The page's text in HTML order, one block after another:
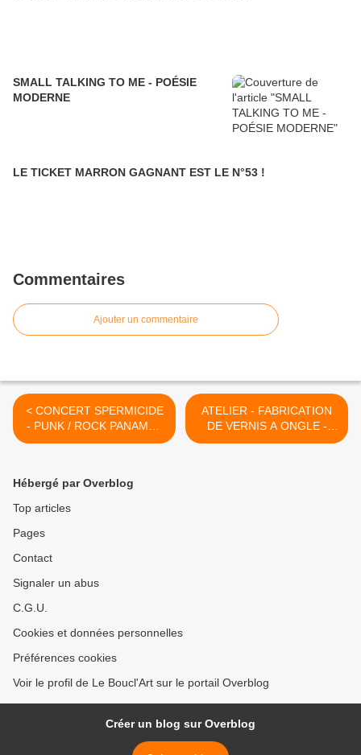
SMALL TALKING TO ME - POÉSIE
MODERNE
LE TICKET MARRON GAGNANT EST LE N°53 !
Commentaires
Ajouter un commentaire
< CONCERT SPERMICIDE
- PUNK / ROCK PANAME -
Vendredi 10 Avril 2015 à
ATELIER - FABRICATION
DE VERNIS A ONGLE -
FRANKEN-POLISH AVEC
Hébergé par Overblog
Top articles
Pages
Contact
Signaler un abus
C.G.U.
Cookies et données personnelles
Préférences cookies
Voir le profil de Le Boucl'Art sur le portail Overblog
Créer un blog sur Overblog